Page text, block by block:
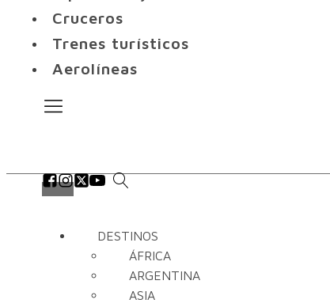
Cruceros
Trenes turísticos
Aerolíneas
DESTINOS
ÁFRICA
ARGENTINA
ASIA